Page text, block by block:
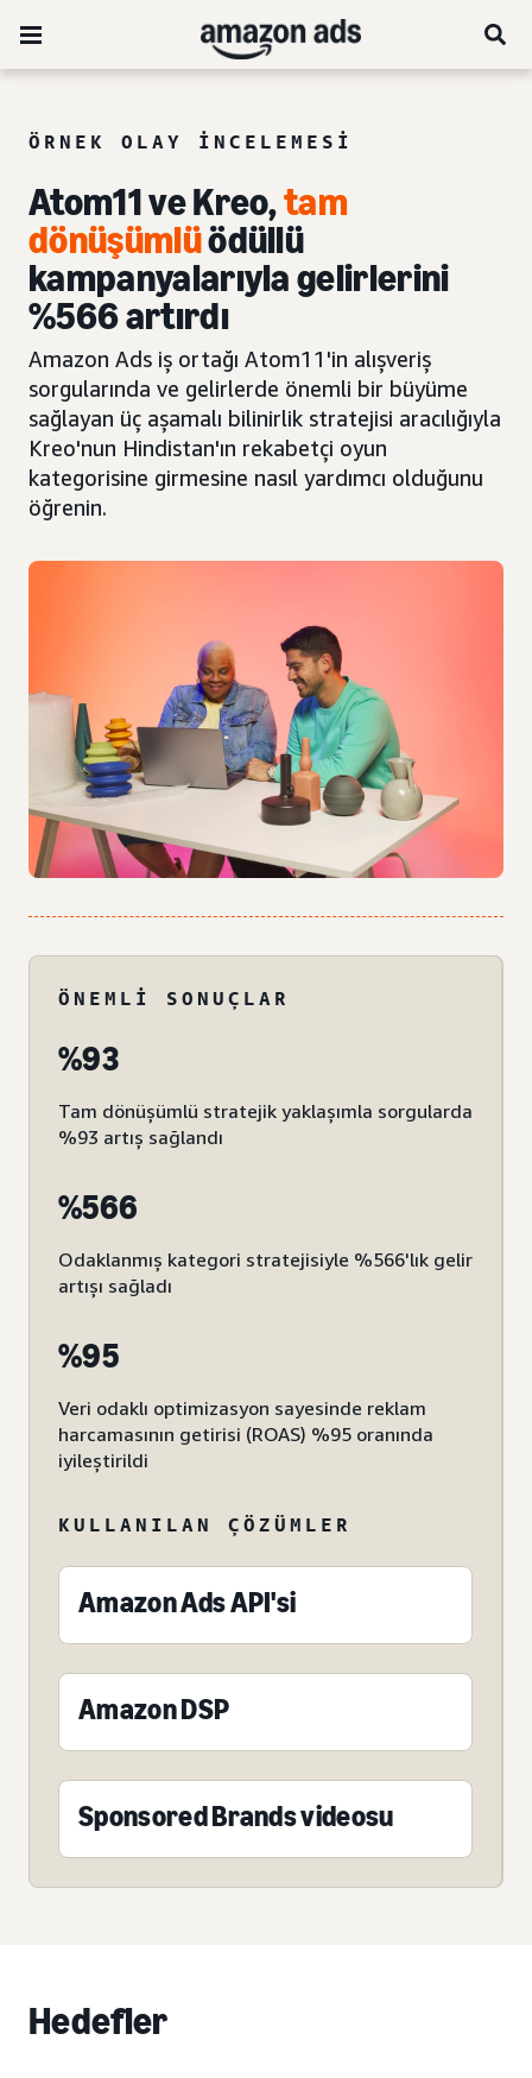
ÖRNEK OLAY INCELEMESI
Atom11 ve Kreo,tam
dönüşümlüödüllü
kampanyalarıyla gelirlerini
%566 artırdı
Amazon Ads iş ortağı Atom11'in alışveriş
sorgularında ve gelirlerde önemli bir büyüme
sağlayan üç aşamalı bilinirlik stratejisi aracılığıyla
Kreo'nun Hindistan'ın rekabetçi oyun
kategorisine girmesine nasıl yardımcı olduğunu
öğrenin.
ÖNEMLI SONUÇLAR
%93
Tam dönüşümlü stratejik yaklaşımla sorgularda
%93 artış sağlandı
%566
Odaklanmış kategori stratejisiyle %566'lık gelir
artışı sağladı
%95
Veri odaklı optimizasyon sayesinde reklam
harcamasının getirisi (ROAS) %95 oranında
iyileştirildi
KULLANILAN ÇÖZÜMLER
Amazon Ads API'si
Amazon DSP
Sponsored Brands videosu
Hedefler